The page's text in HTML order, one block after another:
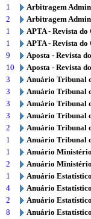
1
Arbitragem
2
Arbitragem
1
APTA - Revista
1
APTA - Revista
9
Aposta - Revista
10
Aposta - Revista
3
Anuário Tribunal
3
Anuário Tribunal
3
Anuário Tribunal
3
Anuário Tribunal
2
Anuário Tribunal
1
Anuário Tribunal
1
Anuário Ministério
2
Anuário
1
Anuário
4
Anuário
2
Anuário
8
Anuário